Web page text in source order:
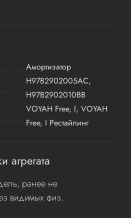
Амортизатор
H97B2902005AC,
H97B2902010BB
VOYAH Free, I, VOYAH
Free, I Рестайлинг
агрегата
ранее не
видимых физ.